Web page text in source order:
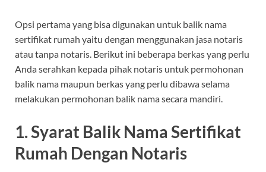
Opsi pertama yang bisa digunakan untuk balik nama
sertifikat rumah yaitu dengan menggunakan jasa notaris
atau tanpa notaris. Berikut ini beberapa berkas yang perlu
Anda serahkan kepada pihak notaris untuk permohonan
balik nama maupun berkas yang perlu dibawa selama
melakukan permohonan balik nama secara mandiri.
1. Syarat Balik Nama Sertifikat
Rumah Dengan Notaris